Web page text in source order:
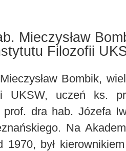
Mieczysław
Filozofii
Bombik,
UKSW, uczeń ks.
prof. dra hab. Józefa
Na
1970, był